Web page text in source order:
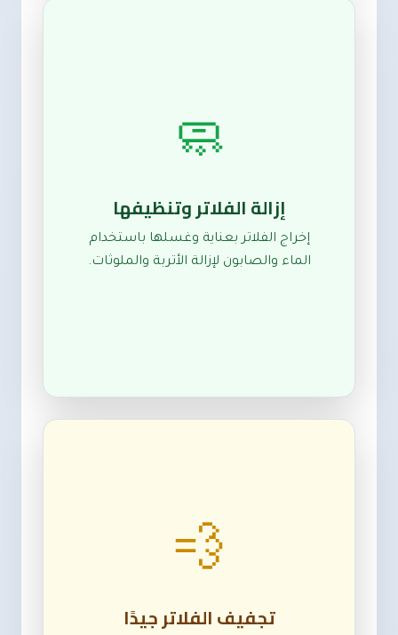
🧼
إزالة الفلاتر وتنظيفها
إخراج الفلاتر بعناية وغسلها باستخدام
الماء والصابون لإزالة الأتربة والملوثات.
💨
تجفيف الفلاتر جيدًا